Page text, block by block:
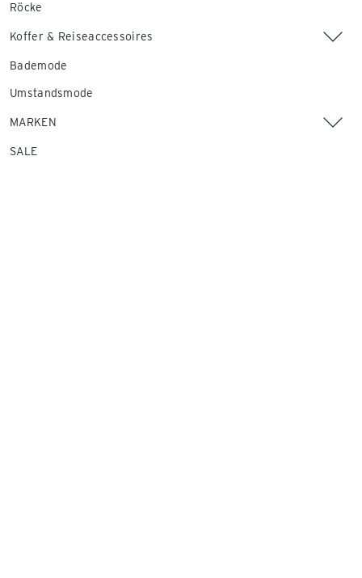
Röcke
Koffer & Reiseaccessoires
Bademode
Umstandsmode
MARKEN
SALE